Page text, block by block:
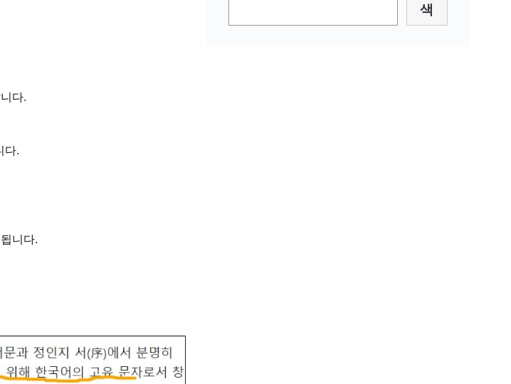
다.
다.
니다.
색